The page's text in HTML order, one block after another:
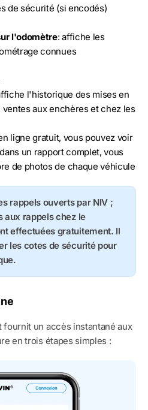
de sécurité (si encodés)
l'odomètre: affiche les
connues
l'historique des mises en
aux enchères et chez les
ligne gratuit, vous pouvez voir
un rapport complet, vous
de photos de chaque véhicule
rappels ouverts par NIV ;
aux rappels chez le
effectuées gratuitement. Il
les cotes de sécurité pour
un accès instantané aux
en trois étapes simples :